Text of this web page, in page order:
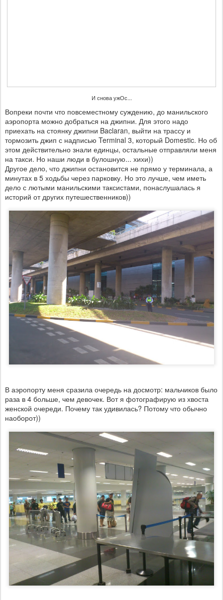
И снова ужОс...
Вопреки почти что повсеместному суждению, до манильского
аэропорта можно добраться на джипни. Для этого надо
приехать на стоянку джипни Baclaran, выйти на трассу и
тормозить джип с надписью Terminal 3, который Domestic. Но об
этом действительно знали единцы, остальные отправляли меня
на такси. Но наши люди в булошную... хихи))
Другое дело, что джипни остановится не прямо у терминала, а
минутах в 5 ходьбы через парковку. Но это лучше, чем иметь
дело с лютыми манильскими таксистами, понаслушалась я
историй от других путешественников))
В аэропорту меня сразила очередь на досмотр: мальчиков было
раза в 4 больше, чем девочек. Вот я фотографирую из хвоста
женской очереди. Почему так удивилась? Потому что обычно
наоборот))